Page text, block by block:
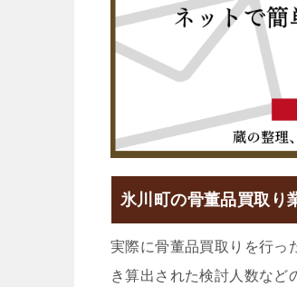
氷川町の骨董品買取り
実際に骨董品買取りを行っ
き算出された検討人数など